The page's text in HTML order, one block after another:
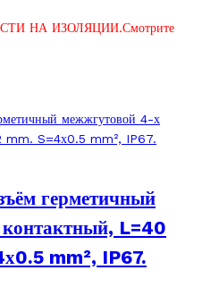
НА ИЗОЛЯЦИИ.Смотрите
герметичный
L=40
mm², IP67.